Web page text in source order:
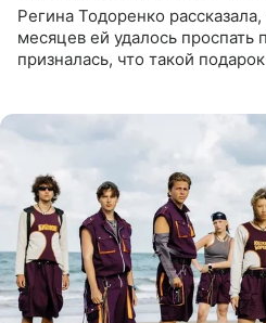
Регина Тодоренко рассказала,
месяцев ей удалось проспать
призналась, что такой